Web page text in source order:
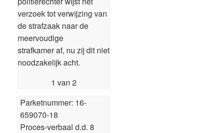
verzoek tot verwijzing van
de strafzaak naar de
meervoudige
strafkamer af, nu zij dit niet
noodzakelijk acht.
1 van 2
Parketnummer: 16-
659070-18
Proces-verbaal d.d. 8